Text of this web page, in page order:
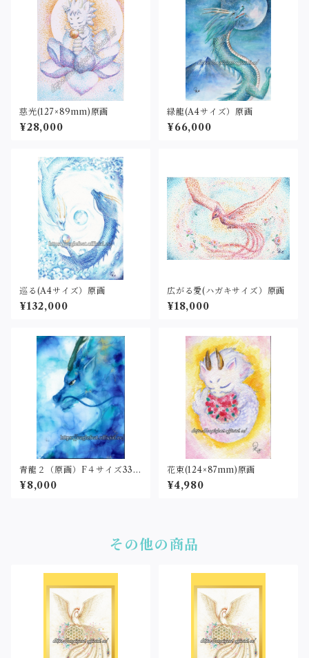
慈光(127×89mm)原画
¥28,000
緑龍(A4サイズ）原画
¥66,000
巡る(A4サイズ）原画
¥132,000
広がる愛(ハガキサイズ）原画
¥18,000
青龍２（原画）F４サイズ333
×242
¥8,000
花束(124×87mm)原画
¥4,980
その他の商品